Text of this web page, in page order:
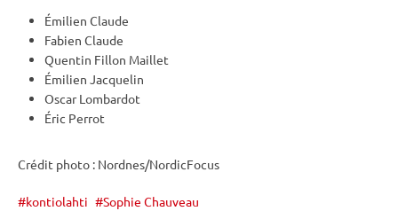
Émilien Claude
Fabien Claude
Quentin Fillon Maillet
Émilien Jacquelin
Oscar Lombardot
Éric Perrot
Crédit photo : Nordnes/NordicFocus
kontiolahti Sophie Chauveau